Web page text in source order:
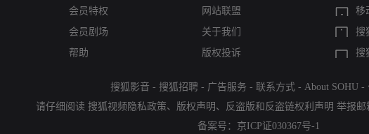
会员特权
会员剧场
帮助
网站联盟
关于我们
版权投诉
移
搜
搜
搜狐影音 - 搜狐招聘 - 广告服务 - 联系方式 - About SOHU -
请仔细阅读 搜狐视频隐私政策、 版权声明 、 反盗版和反盗链权利声明 举报邮
备案号： 京ICP证030367号-1